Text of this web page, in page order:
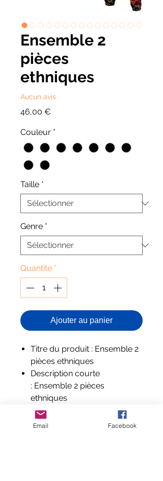
Ensemble 2
pièces
ethniques
Aucun avis
46,00 €
Couleur *
Taille *
Genre *
Quantité *
Ajouter au panier
Titre du produit : Ensemble 2
pièces ethniques
Description courte
: Ensemble 2 pièces
ethniques
Description complète
: Ensemble 2 pièces
Email Facebook